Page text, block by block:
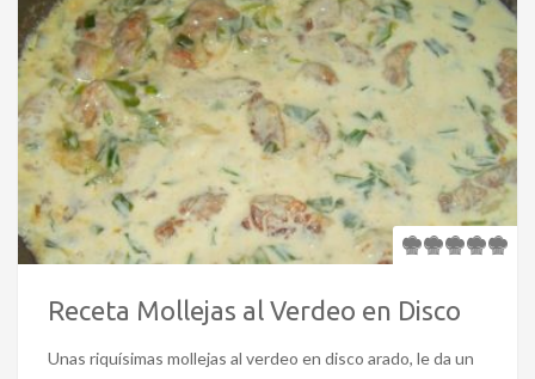
Receta Mollejas al Verdeo en Disco
Unas riquísimas mollejas al verdeo en disco arado, le da un